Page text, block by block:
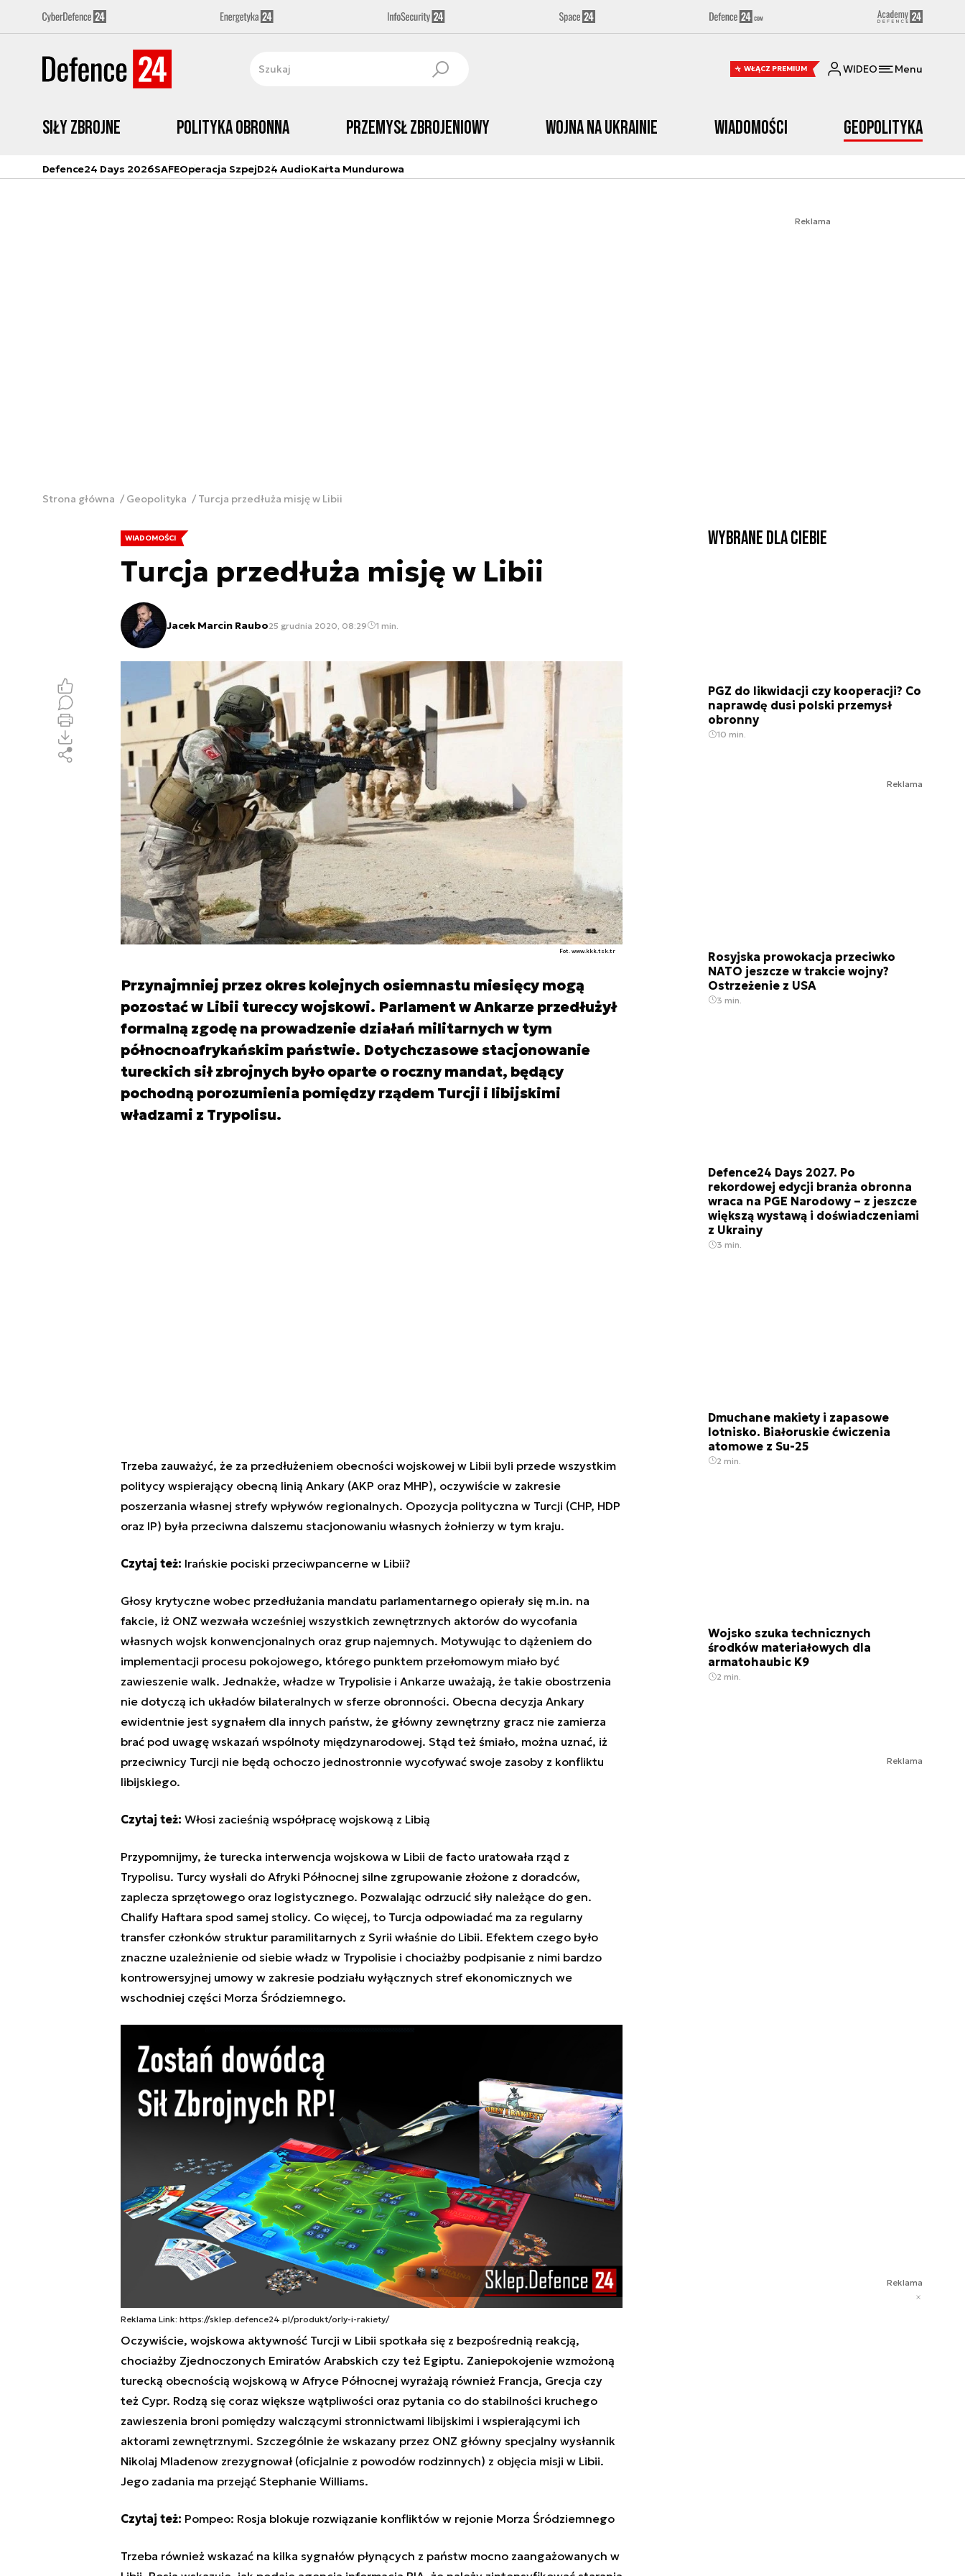
WŁĄCZ PREMIUM WIDEO Menu
Siły zbrojne Polityka obronna Przemysł Zbrojeniowy Wojna na Ukrainie Wiadomości Geopolityka
Defence24 Days 2026SAFEOperacja SzpejD24 AudioKarta Mundurowa
Reklama
Strona główna Geopolityka Turcja przedłuża misję w Libii
WIADOMOŚCI
Turcja przedłuża misję w Libii
Jacek Marcin Raubo25 grudnia 2020, 08:29 1 min.
Fot. www.kkk.tsk.tr
Przynajmniej przez okres kolejnych osiemnastu miesięcy mogą
pozostać w Libii tureccy wojskowi. Parlament w Ankarze przedłużył
formalną zgodę na prowadzenie działań militarnych w tym
północnoafrykańskim państwie. Dotychczasowe stacjonowanie
tureckich sił zbrojnych było oparte o roczny mandat, będący
pochodną porozumienia pomiędzy rządem Turcji i libijskimi
władzami z Trypolisu.
Trzeba zauważyć, że za przedłużeniem obecności wojskowej w Libii byli przede wszystkim
politycy wspierający obecną linią Ankary (AKP oraz MHP), oczywiście w zakresie
poszerzania własnej strefy wpływów regionalnych. Opozycja polityczna w Turcji (CHP, HDP
oraz IP) była przeciwna dalszemu stacjonowaniu własnych żołnierzy w tym kraju.
Czytaj też: Irańskie pociski przeciwpancerne w Libii?
Głosy krytyczne wobec przedłużania mandatu parlamentarnego opierały się m.in. na
fakcie, iż ONZ wezwała wcześniej wszystkich zewnętrznych aktorów do wycofania
własnych wojsk konwencjonalnych oraz grup najemnych. Motywując to dążeniem do
implementacji procesu pokojowego, którego punktem przełomowym miało być
zawieszenie walk. Jednakże, władze w Trypolisie i Ankarze uważają, że takie obostrzenia
nie dotyczą ich układów bilateralnych w sferze obronności. Obecna decyzja Ankary
ewidentnie jest sygnałem dla innych państw, że główny zewnętrzny gracz nie zamierza
brać pod uwagę wskazań wspólnoty międzynarodowej. Stąd też śmiało, można uznać, iż
przeciwnicy Turcji nie będą ochoczo jednostronnie wycofywać swoje zasoby z konfliktu
libijskiego.
Czytaj też: Włosi zacieśnią współpracę wojskową z Libią
Przypomnijmy, że turecka interwencja wojskowa w Libii de facto uratowała rząd z
Trypolisu. Turcy wysłali do Afryki Północnej silne zgrupowanie złożone z doradców,
zaplecza sprzętowego oraz logistycznego. Pozwalając odrzucić siły należące do gen.
Chalify Haftara spod samej stolicy. Co więcej, to Turcja odpowiadać ma za regularny
transfer członków struktur paramilitarnych z Syrii właśnie do Libii. Efektem czego było
znaczne uzależnienie od siebie władz w Trypolisie i chociażby podpisanie z nimi bardzo
kontrowersyjnej umowy w zakresie podziału wyłącznych stref ekonomicznych we
wschodniej części Morza Śródziemnego.
Reklama Link: https://sklep.defence24.pl/produkt/orly-i-rakiety/
Oczywiście, wojskowa aktywność Turcji w Libii spotkała się z bezpośrednią reakcją,
chociażby Zjednoczonych Emiratów Arabskich czy też Egiptu. Zaniepokojenie wzmożoną
turecką obecnością wojskową w Afryce Północnej wyrażają również Francja, Grecja czy
też Cypr. Rodzą się coraz większe wątpliwości oraz pytania co do stabilności kruchego
zawieszenia broni pomiędzy walczącymi stronnictwami libijskimi i wspierającymi ich
aktorami zewnętrznymi. Szczególnie że wskazany przez ONZ główny specjalny wysłannik
Nikolaj Mladenow zrezygnował (oficjalnie z powodów rodzinnych) z objęcia misji w Libii.
Jego zadania ma przejąć Stephanie Williams.
Czytaj też: Pompeo: Rosja blokuje rozwiązanie konfliktów w rejonie Morza Śródziemnego
Trzeba również wskazać na kilka sygnałów płynących z państw mocno zaangażowanych w
Wybrane dla Ciebie
PGZ do likwidacji czy kooperacji? Co
naprawdę dusi polski przemysł
obronny
10 min.
Reklama
Rosyjska prowokacja przeciwko
NATO jeszcze w trakcie wojny?
Ostrzeżenie z USA
3 min.
Defence24 Days 2027. Po
rekordowej edycji branża obronna
wraca na PGE Narodowy – z jeszcze
większą wystawą i doświadczeniami
z Ukrainy
3 min.
Dmuchane makiety i zapasowe
lotnisko. Białoruskie ćwiczenia
atomowe z Su-25
2 min.
Wojsko szuka technicznych
środków materiałowych dla
armatohaubic K9
2 min.
Reklama
Reklama